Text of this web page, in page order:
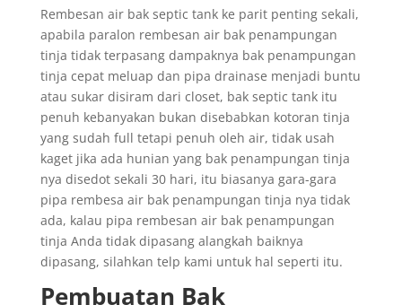
Rembesan air bak septic tank ke parit penting sekali,
apabila paralon rembesan air bak penampungan
tinja tidak terpasang dampaknya bak penampungan
tinja cepat meluap dan pipa drainase menjadi buntu
atau sukar disiram dari closet, bak septic tank itu
penuh kebanyakan bukan disebabkan kotoran tinja
yang sudah full tetapi penuh oleh air, tidak usah
kaget jika ada hunian yang bak penampungan tinja
nya disedot sekali 30 hari, itu biasanya gara-gara
pipa rembesa air bak penampungan tinja nya tidak
ada, kalau pipa rembesan air bak penampungan
tinja Anda tidak dipasang alangkah baiknya
dipasang, silahkan telp kami untuk hal seperti itu.
Pembuatan Bak